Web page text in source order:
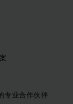
专业合作伙伴